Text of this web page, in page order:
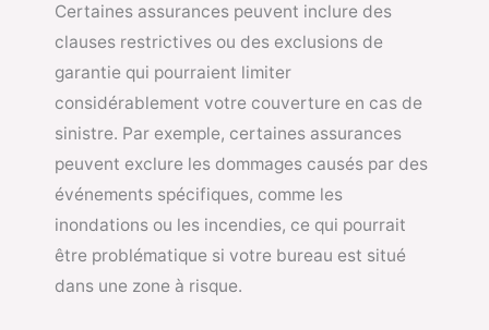
Certaines assurances peuvent inclure des
clauses restrictives ou des exclusions de
garantie qui pourraient limiter
considérablement votre couverture en cas de
sinistre. Par exemple, certaines assurances
peuvent exclure les dommages causés par des
événements spécifiques, comme les
inondations ou les incendies, ce qui pourrait
être problématique si votre bureau est situé
dans une zone à risque.